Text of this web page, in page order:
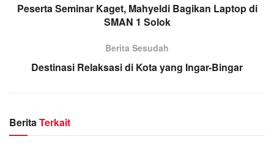
Peserta Seminar Kaget, Mahyeldi Bagikan Laptop di
SMAN 1 Solok
Berita Sesudah
Destinasi Relaksasi di Kota yang Ingar-Bingar
BeritaTerkait